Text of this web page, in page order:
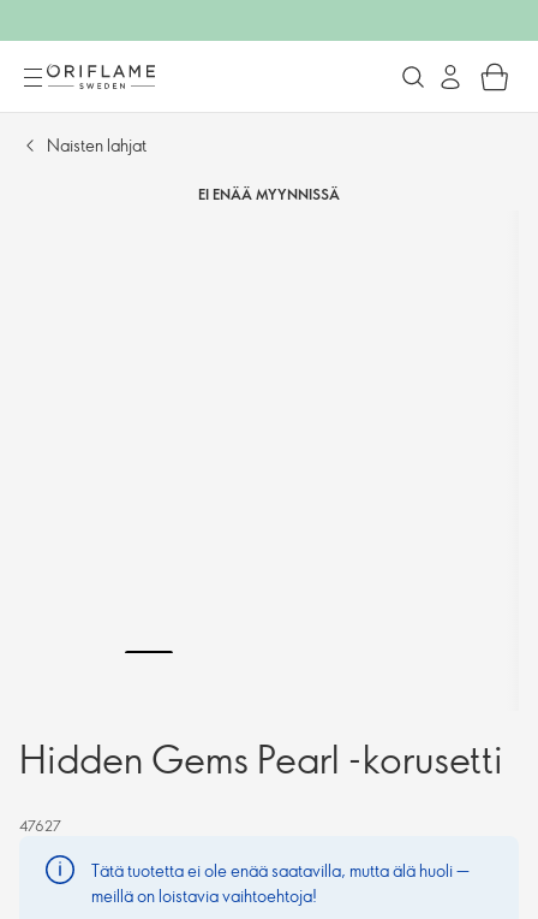
Naisten lahjat
EI ENÄÄ MYYNNISSÄ
Hidden Gems Pearl -korusetti
47627
Tätä tuotetta ei ole enää saatavilla, mutta älä huoli —
meillä on loistavia vaihtoehtoja!